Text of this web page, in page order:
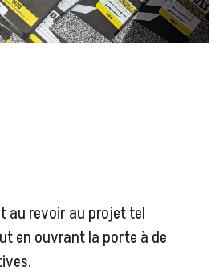
au revoir au projet tel
en ouvrant la porte à de